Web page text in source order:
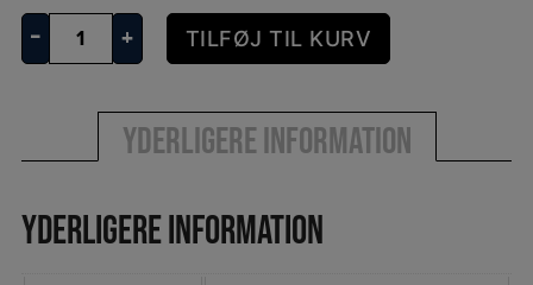
–
MSR
145BH5
+ TILFØJ TIL KURV
Yderligere information
Yderligere information